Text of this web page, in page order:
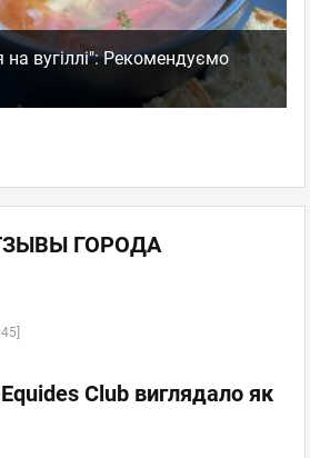
на вугіллі": Рекомендуємо
ГОРОДА
Club виглядало як